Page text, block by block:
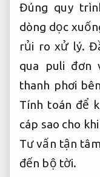
Đúng quy
dòng dọc
rủi ro xử lý.
qua puli đơn
thanh phơi
Tính toán để
cáp sao cho
Tư vấn tận
đến bộ tời.